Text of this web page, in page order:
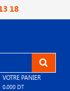
18
VOTRE PANIER
0.000 DT